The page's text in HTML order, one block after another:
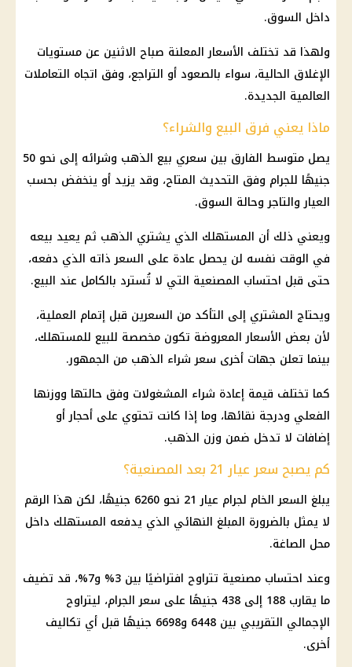
داخل السوق.
ولهذا قد تختلف الأسعار المعلنة صباح الاثنين عن مستويات
الإغلاق الحالية، سواء بالصعود أو التراجع، وفق اتجاه التعاملات
العالمية الجديدة.
ماذا يعني فرق البيع والشراء؟
يصل متوسط الفارق بين سعري بيع الذهب وشرائه إلى نحو 50
جنيهًا للجرام وفق التحديث المتاح، وقد يزيد أو ينخفض بحسب
العيار والتاجر وحالة السوق.
ويعني ذلك أن المستهلك الذي يشتري الذهب ثم يعيد بيعه
في الوقت نفسه لن يحصل عادة على السعر ذاته الذي دفعه،
حتى قبل احتساب المصنعية التي لا تُسترد بالكامل عند البيع.
ويحتاج المشتري إلى التأكد من السعرين قبل إتمام العملية،
لأن بعض الأسعار المعروضة تكون مخصصة للبيع للمستهلك،
بينما تعلن جهات أخرى سعر شراء الذهب من الجمهور.
كما تختلف قيمة إعادة شراء المشغولات وفق حالتها ووزنها
الفعلي ودرجة نقائها، وما إذا كانت تحتوي على أحجار أو
إضافات لا تدخل ضمن وزن الذهب.
كم يصبح سعر عيار 21 بعد المصنعية؟
يبلغ السعر الخام لجرام عيار 21 نحو 6260 جنيهًا، لكن هذا الرقم
لا يمثل بالضرورة المبلغ النهائي الذي يدفعه المستهلك داخل
محل الصاغة.
وعند احتساب مصنعية تتراوح افتراضيًا بين 3% و7%، قد تضيف
ما يقارب 188 إلى 438 جنيهًا على سعر الجرام، ليتراوح
الإجمالي التقريبي بين 6448 و6698 جنيهًا قبل أي تكاليف
أخرى.